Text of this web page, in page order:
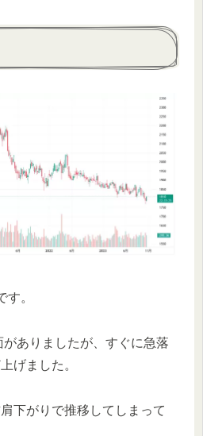
。
ありましたが、すぐに急落
げました。
下がりで推移してしまって